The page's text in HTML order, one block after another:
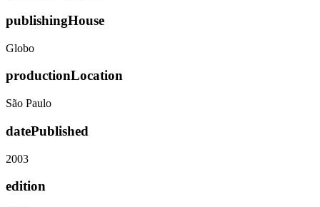
publishingHouse
Globo
productionLocation
São Paulo
datePublished
2003
edition